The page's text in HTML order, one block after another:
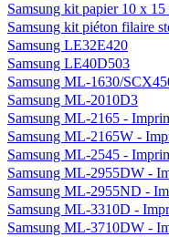
Samsung kit papier 10 x 15
Samsung kit piéton filaire
Samsung LE32E420
Samsung LE40D503
Samsung ML-1630/
Samsung ML-2010D3
Samsung ML-2165 -
Samsung ML-2165W -
Samsung ML-2545 -
Samsung ML-2955DW -
Samsung ML-2955ND -
Samsung ML-3310D -
Samsung ML-3710DW -